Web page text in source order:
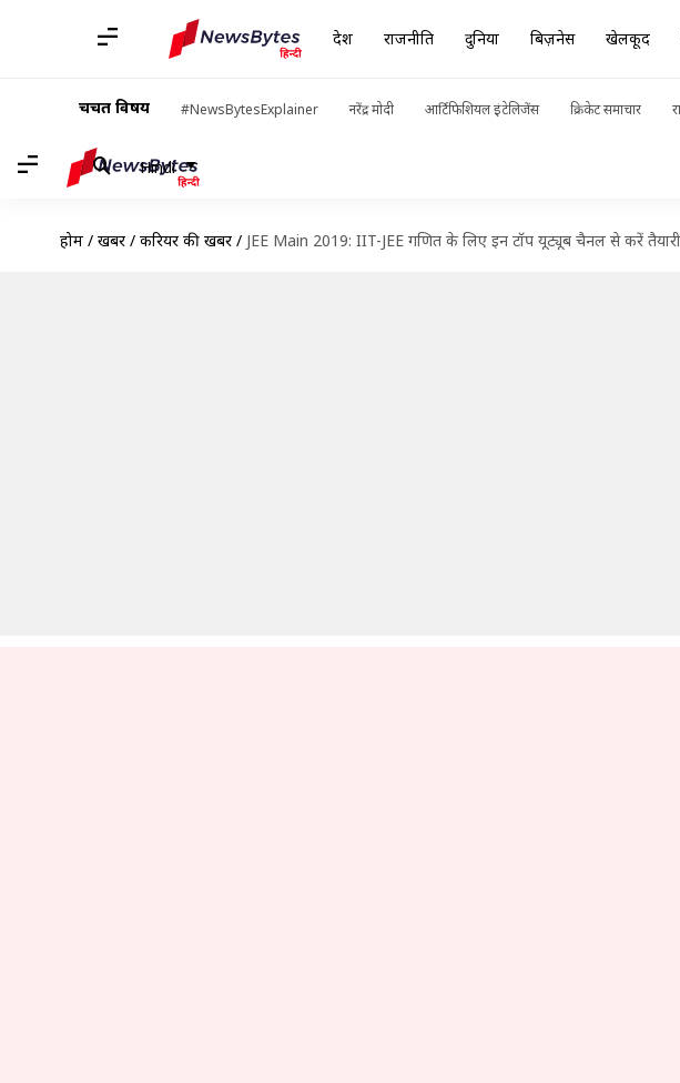
देश राजनीति दुनिया बिज़नेस खेलकूद
चर्चित विषय #NewsBytesExplainer नरेंद्र मोदी आर्टिफिशियल इंटेलिजेंस क्रिकेट समाचार
Hindi
होम / खबरें / करियर की खबरें / JEE Main 2019: IIT-JEE गणित के लिए इन टॉप यूट्यूब चैनल से करें तैयारी